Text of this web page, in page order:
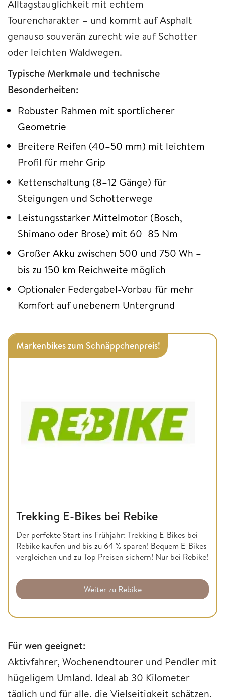
Alltagstauglichkeit mit echtem
Tourencharakter – und kommt auf Asphalt
genauso souverän zurecht wie auf Schotter
oder leichten Waldwegen.
Typische Merkmale und technische
Besonderheiten:
Robuster Rahmen mit sportlicherer
Geometrie
Breitere Reifen (40–50 mm) mit leichtem
Profil für mehr Grip
Kettenschaltung (8–12 Gänge) für
Steigungen und Schotterwege
Leistungsstarker Mittelmotor (Bosch,
Shimano oder Brose) mit 60–85 Nm
Großer Akku zwischen 500 und 750 Wh –
bis zu 150 km Reichweite möglich
Optionaler Federgabel-Vorbau für mehr
Komfort auf unebenem Untergrund
Markenbikes zum Schnäppchenpreis!
Trekking E-Bikes bei Rebike
Der perfekte Start ins Frühjahr: Trekking E-Bikes bei
Rebike kaufen und bis zu 64 % sparen! Bequem E-Bikes
vergleichen und zu Top Preisen sichern! Nur bei Rebike!
Weiter zu Rebike
Für wen geeignet:
Aktivfahrer, Wochenendtourer und Pendler mit
hügeligem Umland. Ideal ab 30 Kilometer
täglich und für alle, die Vielseitigkeit schätzen.